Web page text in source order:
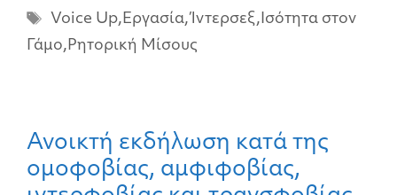
Voice Up,Εργασία,Ίντερσεξ,Ισότητα στον
Γάμο,Ρητορική Μίσους
Ανοικτή εκδήλωση κατά της
ομοφοβίας, αμφιφοβίας,